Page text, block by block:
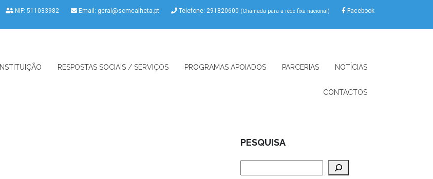
NIF: 511033982 Email: geral@scmcalheta.pt Telefone: 291820600 (Chamada para a rede fixa nacional) Facebook
INSTITUIÇÃO RESPOSTAS SOCIAIS / SERVIÇOS PROGRAMAS APOIADOS PARCERIAS NOTÍCIAS
CONTACTOS
PESQUISA